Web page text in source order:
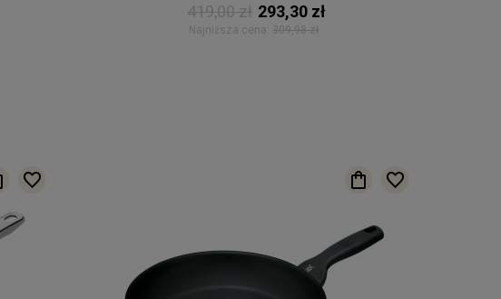
419,00 zł 293,30 zł
Najniższa cena: 309,98 zł